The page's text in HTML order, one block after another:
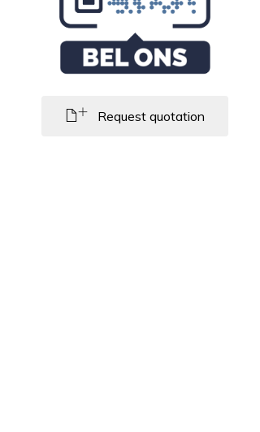
Request quotation